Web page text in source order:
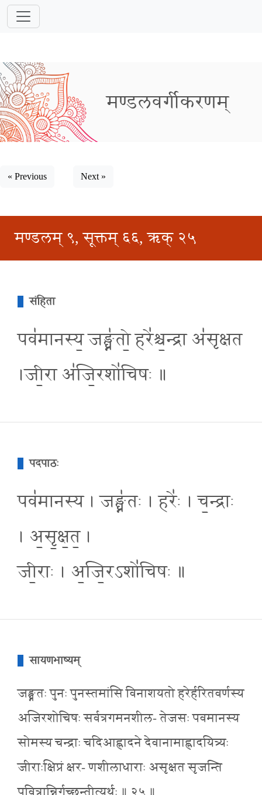
मण्डलवर्गीकरणम्
« Previous Next »
मण्डलम् ९, सूक्तम् ६६, ऋक् २५
संहिता
पव॑मानस्य॒ जङ्घ्न॑तो॒ हरे॑श्च॒न्द्रा अ॑सृक्षत
।जी॒रा अ॑जि॒रशो॑चिषः ॥
पदपाठः
पव॑मानस्य । जङ्घ्न॑तः । हरेः॑ । च॒न्द्राः
। अ॒सृ॒क्ष॒त॒ ।
जी॒राः । अ॒जि॒रऽशो॑चिषः ॥
सायणभाष्यम्
जङ्घ्नतः पुनः पुनस्तमांसि विनाशयतो हरेर्हरितवर्णस्य
अजिरशोचिषः सर्वत्रगमनशील- तेजसः पवमानस्य
सोमस्य चन्द्राः चदिआह्लादने देवानामाह्लादयित्र्यः
जीराःक्षिप्रं क्षर- णशीलाधाराः असृक्षत सृजन्ति
पवित्रान्निर्गच्छन्तीत्यर्थः ॥ २५ ॥